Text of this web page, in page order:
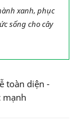
xanh, phục
sống cho cây
toàn diện -
mạnh